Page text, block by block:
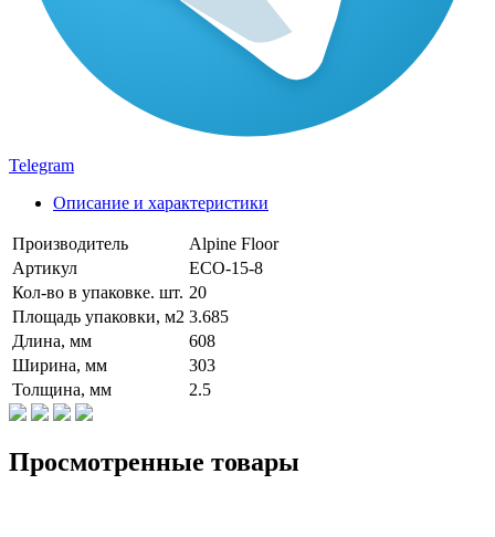
Telegram
Описание и характеристики
Производитель
Alpine Floor
Артикул
ECO-15-8
Кол-во в упаковке. шт. 20
Площадь упаковки, м2 3.685
Длина, мм
608
Ширина, мм
303
Толщина, мм
2.5
Просмотренные товары